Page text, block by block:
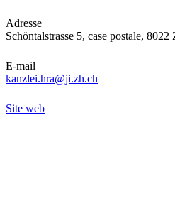
Adresse
Schöntalstrasse 5, case postale, 8022
E-mail
kanzlei.hra@ji.zh.ch
Site web